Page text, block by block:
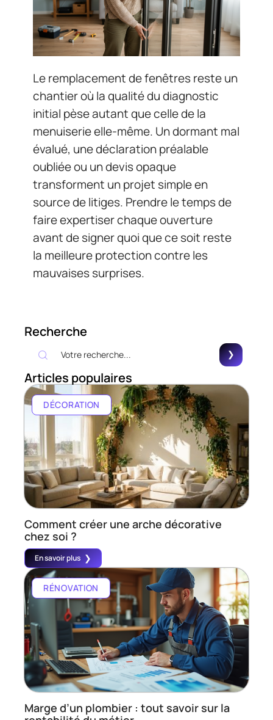
Le remplacement de fenêtres reste un
chantier où la qualité du diagnostic
initial pèse autant que celle de la
menuiserie elle-même. Un dormant mal
évalué, une déclaration préalable
oubliée ou un devis opaque
transforment un projet simple en
source de litiges. Prendre le temps de
faire expertiser chaque ouverture
avant de signer quoi que ce soit reste
la meilleure protection contre les
mauvaises surprises.
Recherche
Articles populaires
DÉCORATION
Comment créer une arche décorative
chez soi ?
En savoir plus
RÉNOVATION
Marge d’un plombier : tout savoir sur la